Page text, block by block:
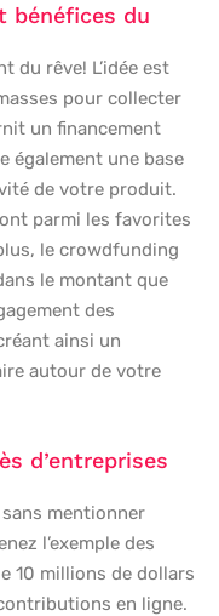
bénéfices du
du rêve! L’idée est
pour collecter
un financement
également une base
de votre produit.
parmi les favorites
le crowdfunding
le montant que
des
ainsi un
autour de votre
d’entreprises
mentionner
l’exemple des
10 millions de dollars
en ligne.